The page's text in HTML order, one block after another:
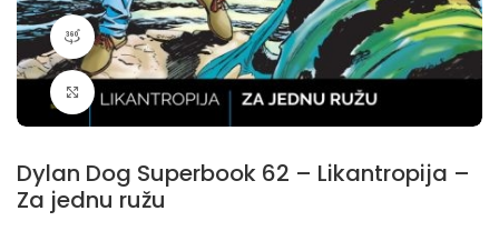
360 product view
Klikni da povečaš
Dylan Dog Superbook 62 – Likantropija –
Za jednu ružu